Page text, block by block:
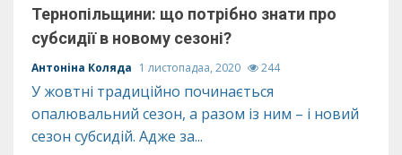
Тернопільщини: що потрібно знати про
субсидії в новому сезоні?
Антоніна Коляда 1 листопадаа, 2020 244
У жовтні традиційно починається
опалювальний сезон, а разом із ним – і новий
сезон субсидій. Адже за...